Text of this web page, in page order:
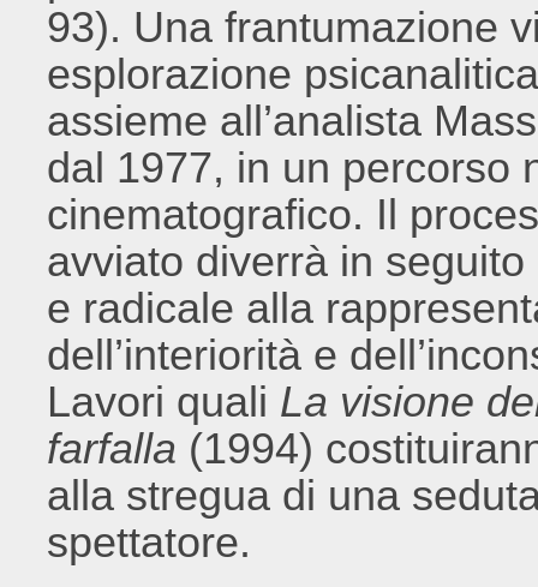
93). Una frantumazione
esplorazione
assieme all’analista
dal 1977, in un percorso
cinematografico. Il
avviato diverrà in
e radicale alla
dell’interiorità e
Lavori quali La visione
farfalla (1994)
alla stregua di una
spettatore.